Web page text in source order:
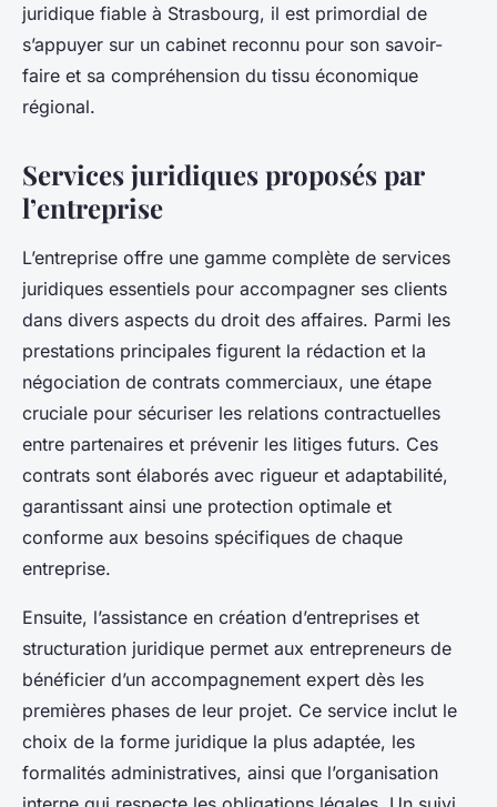
juridique fiable à Strasbourg, il est primordial de
s’appuyer sur un cabinet reconnu pour son savoir-
faire et sa compréhension du tissu économique
régional.
Services juridiques proposés par
l’entreprise
L’entreprise offre une gamme complète de services
juridiques essentiels pour accompagner ses clients
dans divers aspects du droit des affaires. Parmi les
prestations principales figurent la rédaction et la
négociation de contrats commerciaux, une étape
cruciale pour sécuriser les relations contractuelles
entre partenaires et prévenir les litiges futurs. Ces
contrats sont élaborés avec rigueur et adaptabilité,
garantissant ainsi une protection optimale et
conforme aux besoins spécifiques de chaque
entreprise.
Ensuite, l’assistance en création d’entreprises et
structuration juridique permet aux entrepreneurs de
bénéficier d’un accompagnement expert dès les
premières phases de leur projet. Ce service inclut le
choix de la forme juridique la plus adaptée, les
formalités administratives, ainsi que l’organisation